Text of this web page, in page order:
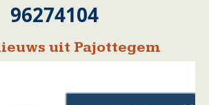
96274104
uit Pajottegem